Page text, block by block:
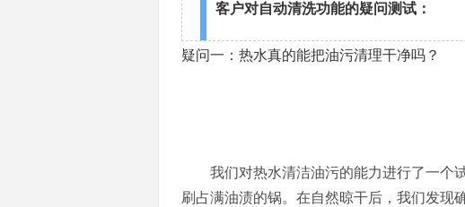
客户对自动清洗功能的疑问测试：
疑问一：热水真的能把油污清理干净吗？
我们对热水清洁油污的能力进行了一个
刷占满油渍的锅。在自然晾干后，我们发现